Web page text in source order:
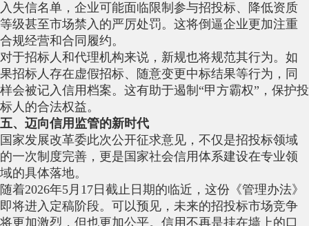
入失信名单，企业可能面临限制参与招投标、降低资质
等级甚至市场禁入的严厉处罚。这将倒逼企业更加注重
合规经营和合同履约。
对于招标人和代理机构来说，新规也将规范其行为。如
果招标人存在虚假招标、随意变更中标结果等行为，同
样会被记入信用档案。这有助于遏制“甲方霸权”，保护投
标人的合法权益。
五、迈向信用监管的新时代
国家发展改革委此次公开征求意见，不仅是招投标领域
的一次制度完善，更是国家社会信用体系建设在专业领
域的具体落地。
随着2026年5月17日截止日期的临近，这份《管理办法》
即将进入定稿阶段。可以预见，未来的招投标市场竞争
将更加激烈，但也更加公平。信用不再是挂在墙上的口